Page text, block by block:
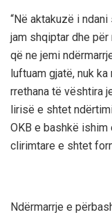
“Në aktakuzë i
jam shqiptar dhe
që ne jemi
luftuam gjatë, nuk
rrethana të vështira
lirisë e shtet
OKB e bashkë
clirimtare e shtet
Ndërmarrje e